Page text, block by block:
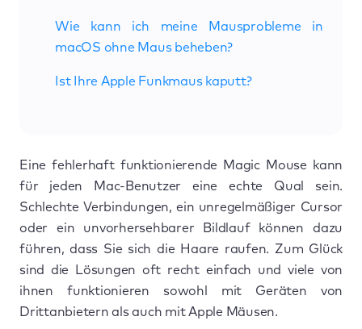
Wie kann ich meine Mausprobleme in
macOS ohne Maus beheben?
Ist Ihre Apple Funkmaus kaputt?
Eine fehlerhaft funktionierende Magic Mouse kann
für jeden Mac-Benutzer eine echte Qual sein.
Schlechte Verbindungen, ein unregelmäßiger Cursor
oder ein unvorhersehbarer Bildlauf können dazu
führen, dass Sie sich die Haare raufen. Zum Glück
sind die Lösungen oft recht einfach und viele von
ihnen funktionieren sowohl mit Geräten von
Drittanbietern als auch mit Apple Mäusen.